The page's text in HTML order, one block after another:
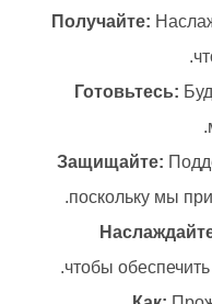
Получайте:
Готовьтесь:
Защищайте:
поскольку мы
чтобы